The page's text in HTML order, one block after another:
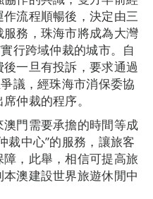
流程順暢後，決定由三
務，珠海市將成為大灣
行跨域仲裁的城市。自
一旦有投訴，要求通過
議，經珠海市消保委協
仲裁的程序。
門需要承擔的時間等成
裁中心”的服務，讓旅客
，此舉，相信可提高旅
澳建設世界旅遊休閒中